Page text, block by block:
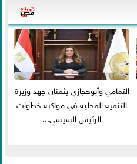
التمامي وأبوحجازي يثمنان جهد وزيرة
التنمية المحلية في مواكبة خطوات
الرئيس السيسي...